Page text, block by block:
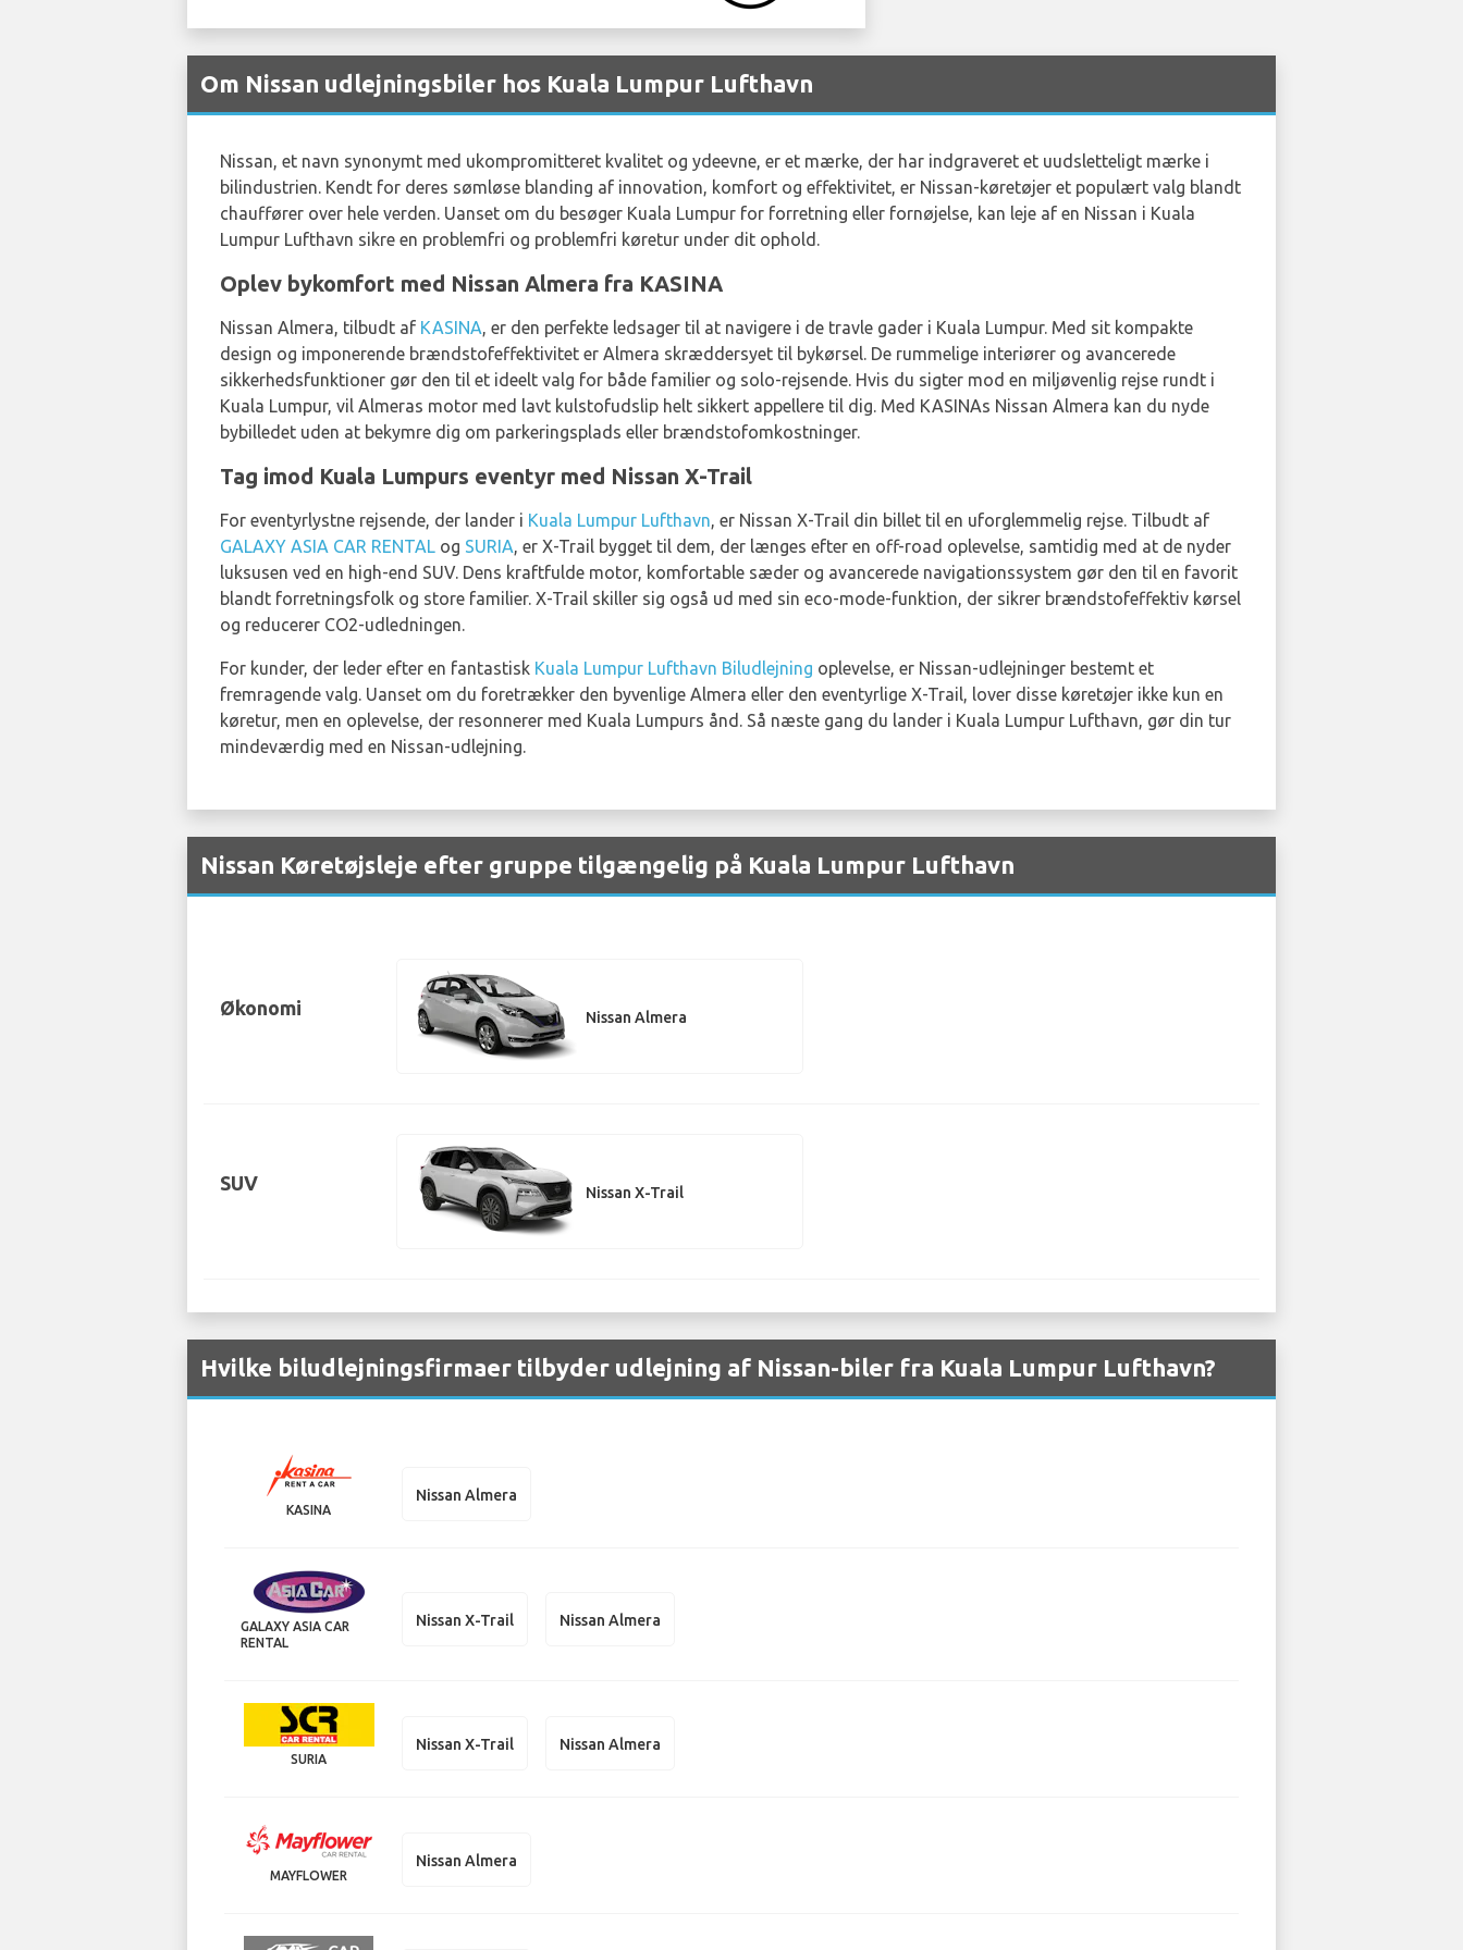
Om Nissan udlejningsbiler hos Kuala Lumpur Lufthavn
Nissan, et navn synonymt med ukompromitteret kvalitet og ydeevne, er et mærke, der har indgraveret et uudsletteligt mærke i
bilindustrien. Kendt for deres sømløse blanding af innovation, komfort og effektivitet, er Nissan-køretøjer et populært valg blandt
chauffører over hele verden. Uanset om du besøger Kuala Lumpur for forretning eller fornøjelse, kan leje af en Nissan i Kuala
Lumpur Lufthavn sikre en problemfri og problemfri køretur under dit ophold.
Oplev bykomfort med Nissan Almera fra KASINA
Nissan Almera, tilbudt af KASINA, er den perfekte ledsager til at navigere i de travle gader i Kuala Lumpur. Med sit kompakte
design og imponerende brændstofeffektivitet er Almera skræddersyet til bykørsel. De rummelige interiører og avancerede
sikkerhedsfunktioner gør den til et ideelt valg for både familier og solo-rejsende. Hvis du sigter mod en miljøvenlig rejse rundt i
Kuala Lumpur, vil Almeras motor med lavt kulstofudslip helt sikkert appellere til dig. Med KASINAs Nissan Almera kan du nyde
bybilledet uden at bekymre dig om parkeringsplads eller brændstofomkostninger.
Tag imod Kuala Lumpurs eventyr med Nissan X-Trail
For eventyrlystne rejsende, der lander i Kuala Lumpur Lufthavn, er Nissan X-Trail din billet til en uforglemmelig rejse. Tilbudt af
GALAXY ASIA CAR RENTAL og SURIA, er X-Trail bygget til dem, der længes efter en off-road oplevelse, samtidig med at de nyder
luksusen ved en high-end SUV. Dens kraftfulde motor, komfortable sæder og avancerede navigationssystem gør den til en favorit
blandt forretningsfolk og store familier. X-Trail skiller sig også ud med sin eco-mode-funktion, der sikrer brændstofeffektiv kørsel
og reducerer CO2-udledningen.
For kunder, der leder efter en fantastisk Kuala Lumpur Lufthavn Biludlejning oplevelse, er Nissan-udlejninger bestemt et
fremragende valg. Uanset om du foretrækker den byvenlige Almera eller den eventyrlige X-Trail, lover disse køretøjer ikke kun en
køretur, men en oplevelse, der resonnerer med Kuala Lumpurs ånd. Så næste gang du lander i Kuala Lumpur Lufthavn, gør din tur
mindeværdig med en Nissan-udlejning.
Nissan Køretøjsleje efter gruppe tilgængelig på Kuala Lumpur Lufthavn
Økonomi Nissan Almera
SUV Nissan X-Trail
Hvilke biludlejningsfirmaer tilbyder udlejning af Nissan-biler fra Kuala Lumpur Lufthavn?
KASINA
Nissan Almera
GALAXY ASIA CAR
RENTAL
Nissan X-Trail Nissan Almera
SURIA
Nissan X-Trail Nissan Almera
MAYFLOWER
Nissan Almera